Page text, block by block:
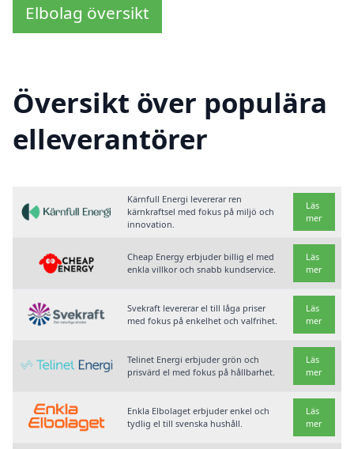
Elbolag översikt
Översikt över populära
elleverantörer
Kärnfull Energi levererar ren
kärnkraftsel med fokus på miljö och
innovation.
Läs
mer
Cheap Energy erbjuder billig el med
enkla villkor och snabb kundservice.
Läs
mer
Svekraft levererar el till låga priser
med fokus på enkelhet och valfrihet.
Läs
mer
Telinet Energi erbjuder grön och
prisvärd el med fokus på hållbarhet.
Läs
mer
Enkla Elbolaget erbjuder enkel och
tydlig el till svenska hushåll.
Läs
mer